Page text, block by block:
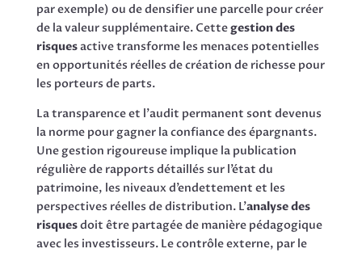
par exemple) ou de densifier une parcelle pour créer
de la valeur supplémentaire. Cettegestion des
risquesactive transforme les menaces potentielles
en opportunités réelles de création de richesse pour
les porteurs de parts.
La transparence et l’audit permanent sont devenus
la norme pour gagner la confiance des épargnants.
Une gestion rigoureuse implique la publication
régulière de rapports détaillés sur l’état du
patrimoine, les niveaux d’endettement et les
perspectives réelles de distribution. L’analyse des
risquesdoit être partagée de manière pédagogique
avec les investisseurs. Le contrôle externe, par le